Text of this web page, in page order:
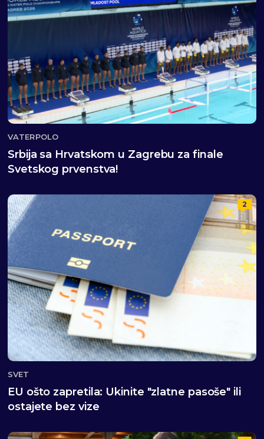
VATERPOLO
Srbija sa Hrvatskom u Zagrebu za finale
Svetskog prvenstva!
2
SVET
EU ošto zapretila: Ukinite "zlatne pasoše" ili
ostajete bez vize